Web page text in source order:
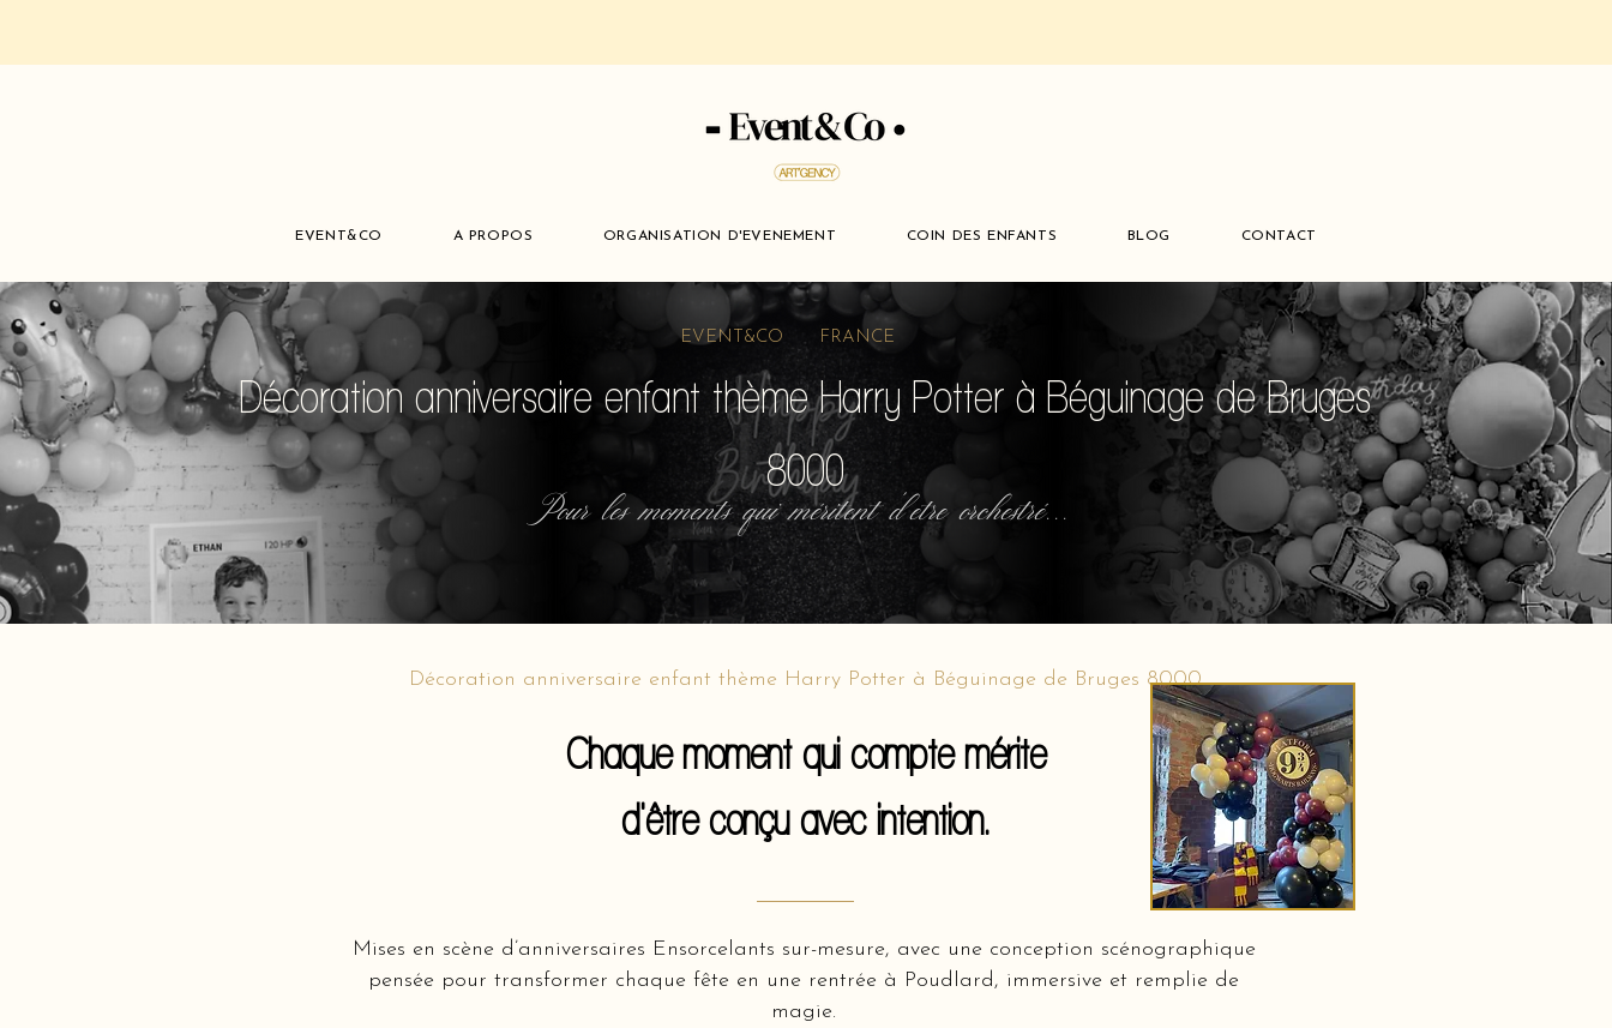
EVENT&CO A PROPOS ORGANISATION D'EVENEMENT COIN DES ENFANTS BLOG CONTACT
EVENT&CO FRANCE
Décoration anniversaire enfant thème Harry Potter à Béguinage de Bruges
8000
Pour les moments qui méritent d'etre orchestré...
Décoration anniversaire enfant thème Harry Potter à Béguinage de Bruges 8000
Chaque moment qui compte mérite
d'être conçu avec intention.
Mises en scène d’anniversaires Ensorcelants sur-mesure, avec une conception scénographique
pensée pour transformer chaque fête en une rentrée à Poudlard, immersive et remplie de
magie.